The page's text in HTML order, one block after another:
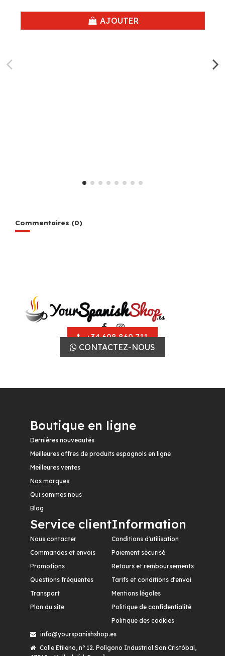
AJOUTER
Commentaires (0)
+34 608 860 711
CONTACTEZ-NOUS
Boutique en ligne
Dernières nouveautés
Meilleures offres de produits espagnols en ligne
Meilleures ventes
Nos marques
Qui sommes nous
Blog
Service client
Nous contacter
Commandes et envois
Promotions
Questions fréquentes
Transport
Plan du site
Information
Conditions d'utilisation
Paiement sécurisé
Retours et remboursements
Tarifs et conditions d'envoi
Mentions légales
Politique de confidentialité
Politique des cookies
info@yourspanishshop.es
Calle Etileno, nº 12. Polígono Industrial San Cristóbal,